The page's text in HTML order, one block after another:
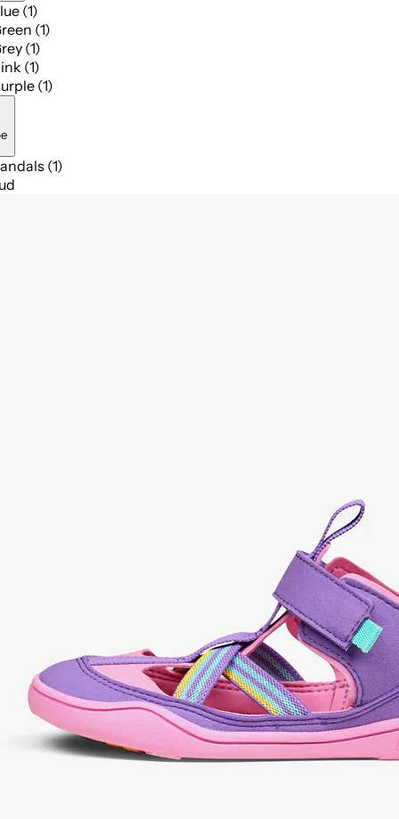
(1)
(1)
(1)
(1)
(1)
(1)